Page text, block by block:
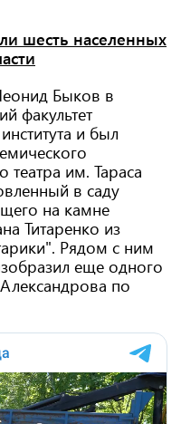
шесть населенных
Быков в
факультет
и был
театра им. Тараса
в саду
на камне
Титаренко из
Рядом с ним
еще одного
по